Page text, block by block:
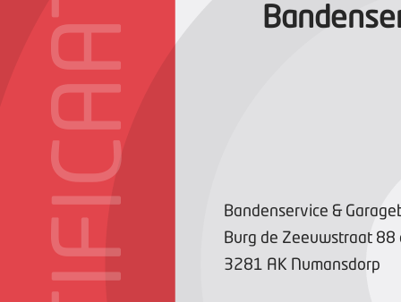
Bandenservice &
Burg de Zeeuwstraat 88
3281 AK Numansdorp